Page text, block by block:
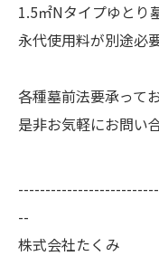
1.5㎡Nタイプゆとり
永代使用料が別途必
各種墓前法要承って
是非お気軽にお問い
--
株式会社たくみ